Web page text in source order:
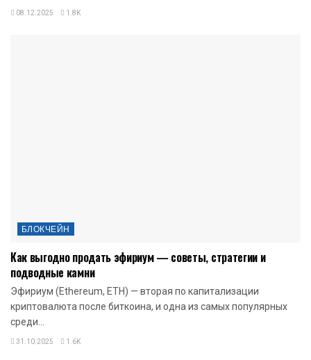
08.12.2025 1.8K
БЛОКЧЕЙН
Как выгодно продать эфириум — советы, стратегии и
подводные камни
Эфириум (Ethereum, ETH) — вторая по капитализации
криптовалюта после биткоина, и одна из самых популярных
среди...
31.10.2025 1.6K